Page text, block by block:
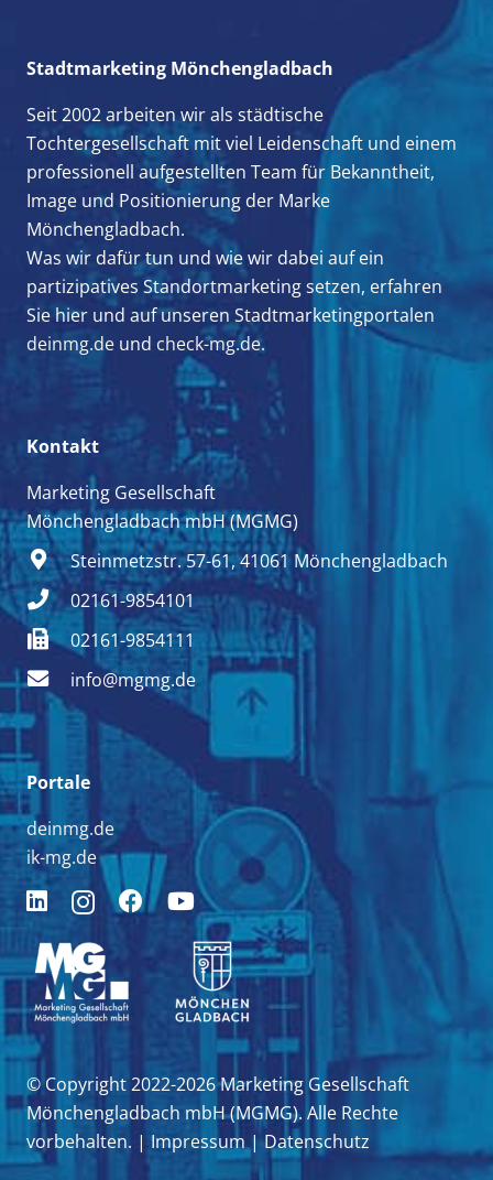
Stadtmarketing Mönchengladbach
Seit 2002 arbeiten wir als städtische
Tochtergesellschaft mit viel Leidenschaft und einem
professionell aufgestellten Team für Bekanntheit,
Image und Positionierung der Marke
Mönchengladbach.
Was wir dafür tun und wie wir dabei auf ein
partizipatives Standortmarketing setzen, erfahren
Sie hier und auf unseren Stadtmarketingportalen
deinmg.de und check-mg.de.
Kontakt
Marketing Gesellschaft
Mönchengladbach mbH (MGMG)
Steinmetzstr. 57-61, 41061 Mönchengladbach
02161-9854101
02161-9854111
info@mgmg.de
Portale
deinmg.de
ik-mg.de
© Copyright 2022-2026 Marketing Gesellschaft
Mönchengladbach mbH (MGMG). Alle Rechte
vorbehalten. | Impressum|Datenschutz